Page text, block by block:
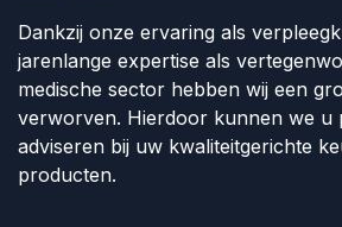
Dankzij onze ervaring als
jarenlange expertise als
medische sector hebben wij een
verworven. Hierdoor kunnen we u
adviseren bij uw kwaliteitgerichte
producten.